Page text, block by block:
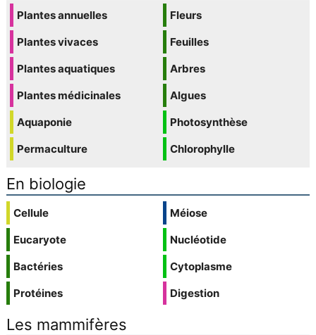
Plantes annuelles
Plantes vivaces
Plantes aquatiques
Plantes médicinales
Aquaponie
Permaculture
Fleurs
Feuilles
Arbres
Algues
Photosynthèse
Chlorophylle
En biologie
Cellule
Eucaryote
Bactéries
Protéines
Méiose
Nucléotide
Cytoplasme
Digestion
Les mammifères